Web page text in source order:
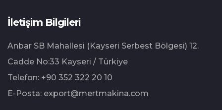
İletişim Bilgileri
Anbar SB Mahallesi (Kayseri Serbest Bölgesi) 12.⁠
⁠Cadde No:33 Kayseri / Türkiye
Telefon: +90 352 322 20 10
E-Posta: export@mertmakina.com